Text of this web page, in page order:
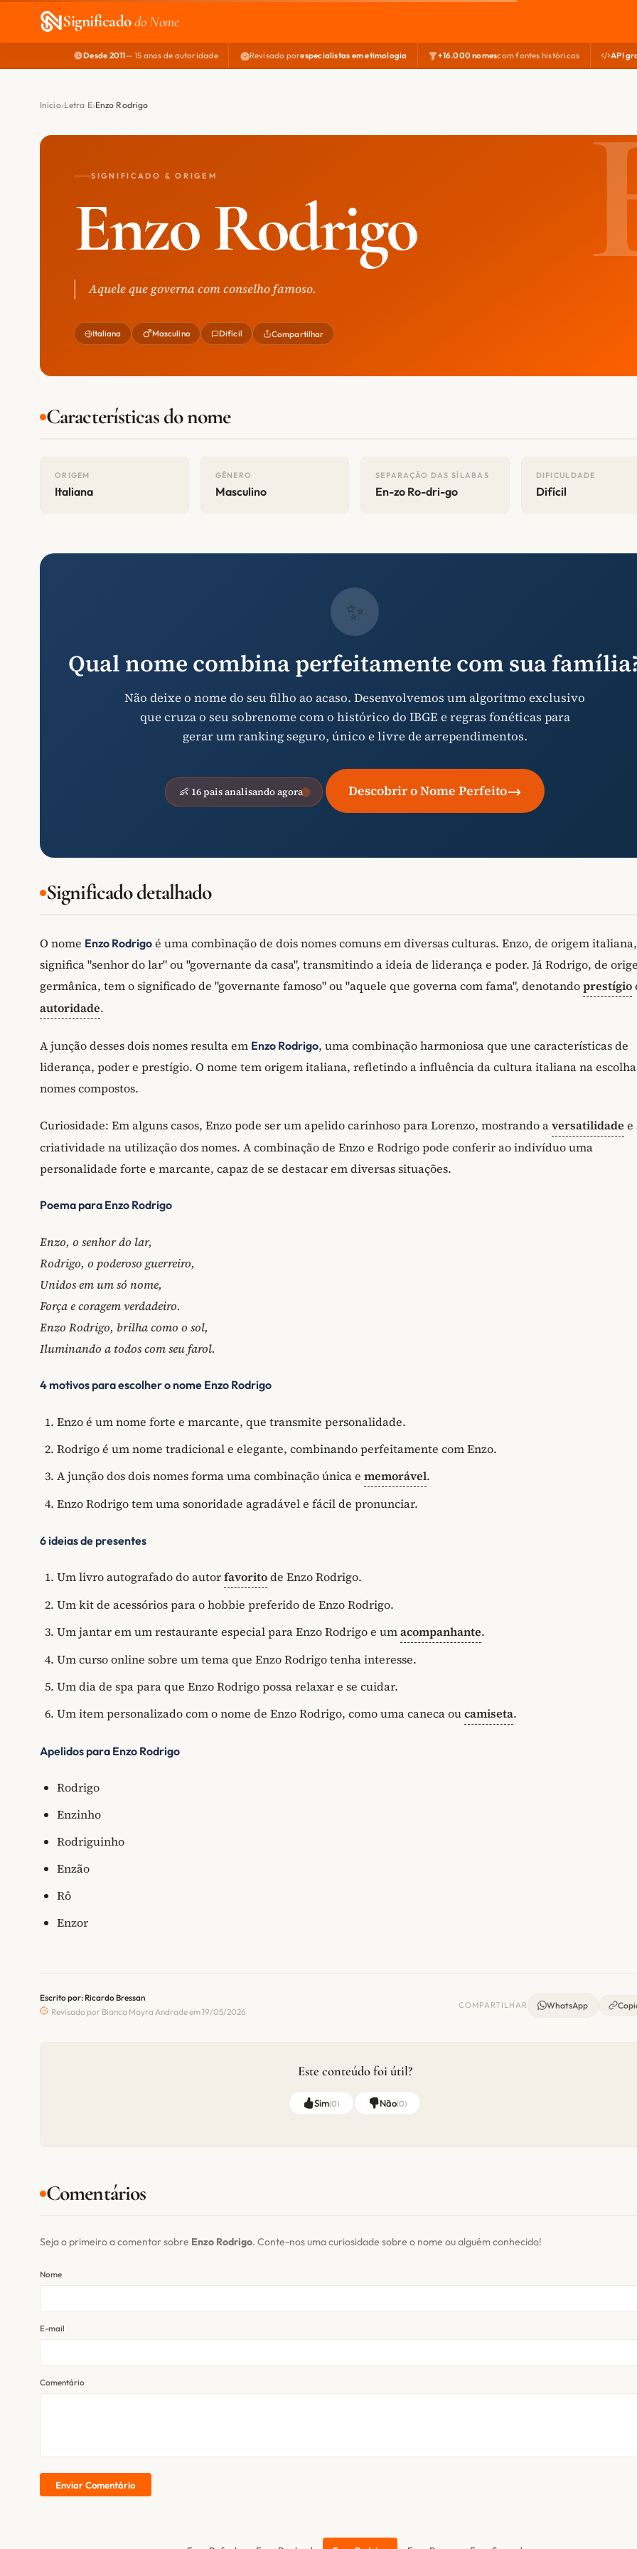
Significadodo Nome
Desde 2011— 15 anos de autoridade Revisado porespecialistas em etimologia +16.000 nomescom fontes históricas API
Início Letra E Enzo Rodrigo
SIGNIFICADO & ORIGEM
Enzo Rodrigo
Aquele que governa com conselho famoso.
Italiana Masculino Difícil Compartilhar
Características do nome
ORIGEM
Italiana
GÊNERO
Masculino
SEPARAÇÃO DAS SÍLABAS
En-zo Ro-dri-go
DIFICULDADE
Difícil
✨
Qual nome combina perfeitamente com sua
Não deixe o nome do seu filho ao acaso. Desenvolvemos um algoritmo exclusivo
que cruza o seu sobrenome com o histórico do IBGE e regras fonéticas para
gerar um ranking seguro, único e livre de arrependimentos.
👶 16 pais analisando agora Descobrir o Nome Perfeito→
Significado detalhado
O nome Enzo Rodrigo é uma combinação de dois nomes comuns em diversas culturas. Enzo, de origem italiana,
significa "senhor do lar" ou "governante da casa", transmitindo a ideia de liderança e poder. Já Rodrigo, de
germânica, tem o significado de "governante famoso" ou "aquele que governa com fama", denotandoprestígio
autoridade.
A junção desses dois nomes resulta em Enzo Rodrigo, uma combinação harmoniosa que une características de
liderança, poder e prestígio. O nome tem origem italiana, refletindo a influência da cultura italiana na
nomes compostos.
Curiosidade: Em alguns casos, Enzo pode ser um apelido carinhoso para Lorenzo, mostrando aversatilidade e
criatividade na utilização dos nomes. A combinação de Enzo e Rodrigo pode conferir ao indivíduo uma
personalidade forte e marcante, capaz de se destacar em diversas situações.
Poema para Enzo Rodrigo
Enzo, o senhor do lar,
Rodrigo, o poderoso guerreiro,
Unidos em um só nome,
Força e coragem verdadeiro.
Enzo Rodrigo, brilha como o sol,
Iluminando a todos com seu farol.
4 motivos para escolher o nome Enzo Rodrigo
Enzo é um nome forte e marcante, que transmite personalidade.
Rodrigo é um nome tradicional e elegante, combinando perfeitamente com Enzo.
A junção dos dois nomes forma uma combinação única e memorável.
Enzo Rodrigo tem uma sonoridade agradável e fácil de pronunciar.
6 ideias de presentes
Um livro autografado do autorfavoritode Enzo Rodrigo.
Um kit de acessórios para o hobbie preferido de Enzo Rodrigo.
Um jantar em um restaurante especial para Enzo Rodrigo e umacompanhante.
Um curso online sobre um tema que Enzo Rodrigo tenha interesse.
Um dia de spa para que Enzo Rodrigo possa relaxar e se cuidar.
Um item personalizado com o nome de Enzo Rodrigo, como uma caneca oucamiseta.
Apelidos para Enzo Rodrigo
Rodrigo
Enzinho
Rodriguinho
Enzão
Rô
Enzor
Escrito por: Ricardo Bressan
Revisado por Bianca Mayra Andrade em 19/05/2026
COMPARTILHAR WhatsApp
Este conteúdo foi útil?
Sim(0) Não(0)
Comentários
Seja o primeiro a comentar sobre Enzo Rodrigo. Conte-nos uma curiosidade sobre o nome ou alguém conhecido!
Nome
E-mail
Comentário
Enviar Comentário